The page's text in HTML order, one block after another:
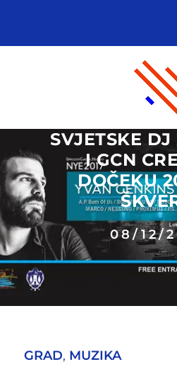
SVJETSKE
I GCN
DOČEKU
08/12/
GRAD, MUZIKA